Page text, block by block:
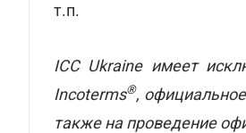
т.п.
ICC Ukraine имеет
Incoterms®,
также на проведение